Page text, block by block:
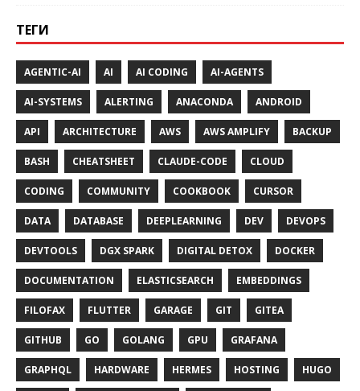
ТЕГИ
AGENTIC-AI AI AI CODING AI-AGENTS
AI-SYSTEMS ALERTING ANACONDA ANDROID
API ARCHITECTURE AWS AWS AMPLIFY BACKUP
BASH CHEATSHEET CLAUDE-CODE CLOUD
CODING COMMUNITY COOKBOOK CURSOR
DATA DATABASE DEEPLEARNING DEV DEVOPS
DEVTOOLS DGX SPARK DIGITAL DETOX DOCKER
DOCUMENTATION ELASTICSEARCH EMBEDDINGS
FILOFAX FLUTTER GARAGE GIT GITEA
GITHUB GO GOLANG GPU GRAFANA
GRAPHQL HARDWARE HERMES HOSTING HUGO